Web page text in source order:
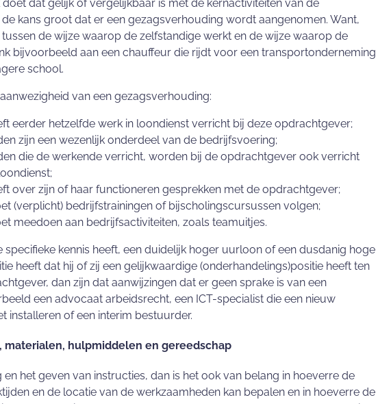
dat gelijk of vergelijkbaar is met de kernactiviteiten van de
kans groot dat er een gezagsverhouding wordt aangenomen. Want,
de wijze waarop de zelfstandige werkt en de wijze waarop de
bijvoorbeeld aan een chauffeur die rijdt voor een transportonderneming
school.
van een gezagsverhouding:
eerder hetzelfde werk in loondienst verricht bij deze opdrachtgever;
zijn een wezenlijk onderdeel van de bedrijfsvoering;
die de werkende verricht, worden bij de opdrachtgever ook verricht
over zijn of haar functioneren gesprekken met de opdrachtgever;
(verplicht) bedrijfstrainingen of bijscholingscursussen volgen;
meedoen aan bedrijfsactiviteiten, zoals teamuitjes.
specifieke kennis heeft, een duidelijk hoger uurloon of een dusdanig hoge
heeft dat hij of zij een gelijkwaardige (onderhandelings)positie heeft ten
dan zijn dat aanwijzingen dat er geen sprake is van een
een advocaat arbeidsrecht, een ICT-specialist die een nieuw
installeren of een interim bestuurder.
materialen, hulpmiddelen en gereedschap
het geven van instructies, dan is het ook van belang in hoeverre de
en de locatie van de werkzaamheden kan bepalen en in hoeverre de